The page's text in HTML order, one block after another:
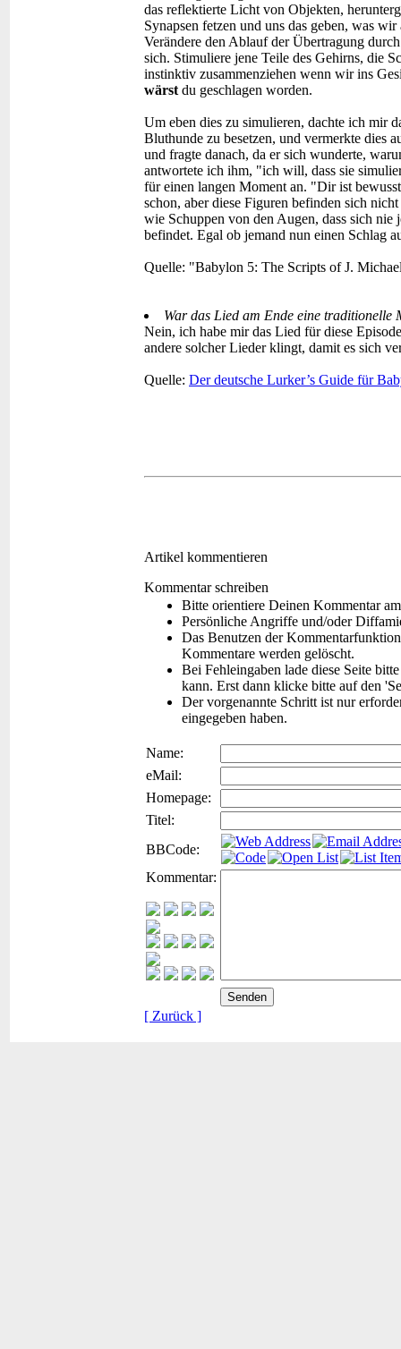
das reflektierte Licht von Objekten,
Synapsen fetzen und uns das geben, was
Verändere den Ablauf der Übertragung
sich. Stimuliere jene Teile des Gehirns, die
instinktiv zusammenziehen wenn wir ins
wärst du geschlagen worden.
Um eben dies zu simulieren, dachte ich mir
Bluthunde zu besetzen, und vermerkte dies
und fragte danach, da er sich wunderte,
antwortete ich ihm, "ich will, dass sie
für einen langen Moment an. "Dir ist
schon, aber diese Figuren befinden sich
wie Schuppen von den Augen, dass sich nie
befindet. Egal ob jemand nun einen Schlag
Quelle: "Babylon 5: The Scripts of J.
War das Lied am Ende eine traditionelle
Nein, ich habe mir das Lied für diese
andere solcher Lieder klingt, damit es sich
Quelle: Der deutsche Lurker’s Guide für
Artikel kommentieren
Kommentar schreiben
Bitte orientiere Deinen Kommentar
Persönliche Angriffe und/oder
Das Benutzen der
Kommentare werden gelöscht.
Bei Fehleingaben lade diese Seite
kann. Erst dann klicke bitte auf den
Der vorgenannte Schritt ist nur
eingegeben haben.
Name:
eMail:
Homepage:
Titel:
BBCode:
Kommentar:
[ Zurück ]